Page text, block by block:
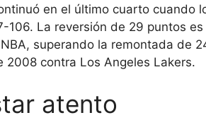
en el último cuarto cuando
106. La reversión de 29 puntos
superando la remontada de
2008 contra Los Angeles Lakers.
atento